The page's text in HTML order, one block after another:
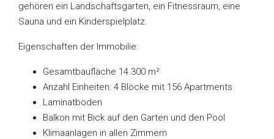
gehören ein Landschaftsgarten, ein Fitnessraum, eine
Sauna und ein Kinderspielplatz.
Eigenschaften der Immobilie:
Gesamtbaufläche 14.300 m²
Anzahl Einheiten: 4 Blöcke mit 156 Apartments
Laminatboden
Balkon mit Bick auf den Garten und den Pool
Klimaanlagen in allen Zimmern